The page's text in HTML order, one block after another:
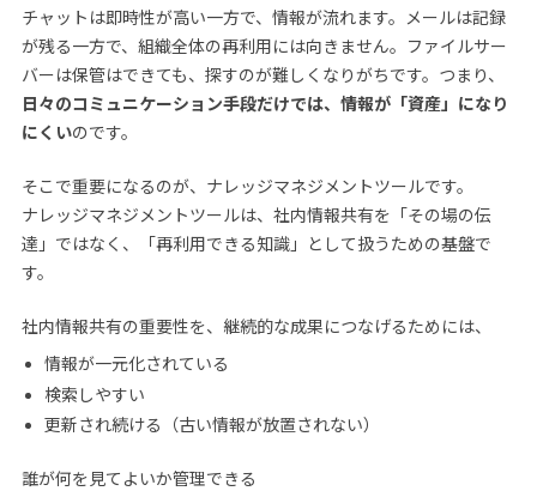
チャットは即時性が高い一方で、情報が流れます。メールは記録
が残る一方で、組織全体の再利用には向きません。ファイルサー
バーは保管はできても、探すのが難しくなりがちです。つまり、
日々のコミュニケーション手段だけでは、情報が「資産」になり
にくいのです。
そこで重要になるのが、ナレッジマネジメントツールです。
ナレッジマネジメントツールは、社内情報共有を「その場の伝
達」ではなく、「再利用できる知識」として扱うための基盤で
す。
社内情報共有の重要性を、継続的な成果につなげるためには、
情報が一元化されている
検索しやすい
更新され続ける（古い情報が放置されない）
誰が何を見てよいか管理できる